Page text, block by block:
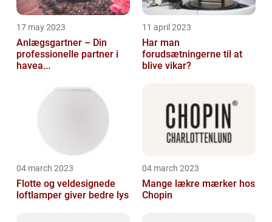
17 may 2023
Anlægsgartner – Din
professionelle partner i
havea...
11 april 2023
Har man
forudsætningerne til at
blive vikar?
04 march 2023
Flotte og veldesignede
loftlamper giver bedre lys
04 march 2023
Mange lækre mærker hos
Chopin